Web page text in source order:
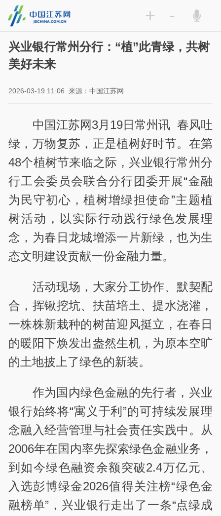
+ -
兴业银行常州分行：“植”此青绿，共树
美好未来
2026-03-19 11:06 来源：中国江苏网
中国江苏网3月19日常州讯 春风吐
绿，万物复苏，正是植树好时节。在第
48个植树节来临之际，兴业银行常州分
行工会委员会联合分行团委开展“金融
为民守初心，植树增绿担使命”主题植
树活动，以实际行动践行绿色发展理
念，为春日龙城增添一片新绿，也为生
态文明建设贡献一份金融力量。
活动现场，大家分工协作、默契配
合，挥锹挖坑、扶苗培土、提水浇灌，
一株株新栽种的树苗迎风挺立，在春日
的暖阳下焕发出盎然生机，为原本空旷
的土地披上了绿色的新装。
作为国内绿色金融的先行者，兴业
银行始终将“寓义于利”的可持续发展理
念融入经营管理与社会责任实践中。从
2006年在国内率先探索绿色金融业务，
到如今绿色融资余额突破2.4万亿元、
入选彭博绿金2026值得关注榜“绿色金
融榜单”，兴业银行走出了一条“点绿成